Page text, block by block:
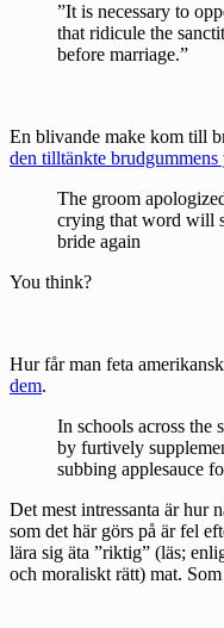
”It is necessary to
that ridicule the
before marriage.”
En blivande make kom till
den tilltänkte
The groom
crying that word will
bride again
You think?
Hur får man feta
dem.
In schools across the
by furtively
subbing applesauce
Det mest intressanta är hur
som det här görs på är fel
lära sig äta ”riktig” (läs;
och moraliskt rätt) mat.